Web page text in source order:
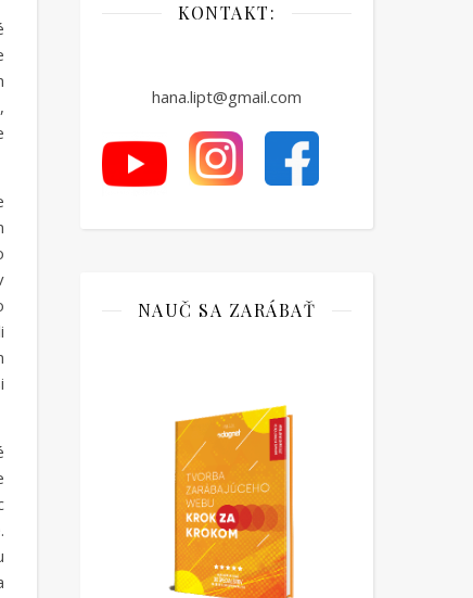
KONTAKT:
hana.lipt@gmail.com
NAUČ SA ZARÁBAŤ